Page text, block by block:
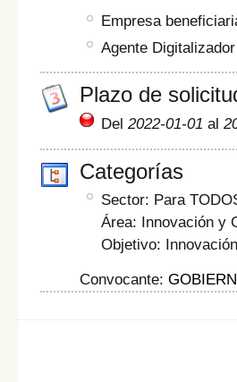
Empresa
Agente
Plazo de
Del 2022-01-01 al
Categorías
Sector: Para
Área: Innovación y
Objetivo:
Convocante: